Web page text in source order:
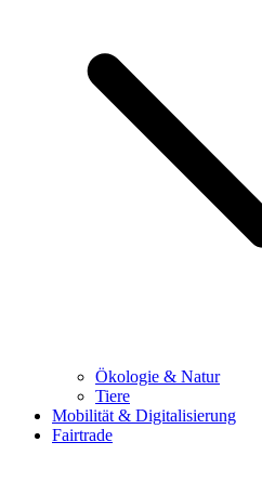
Ökologie & Natur
Tiere
Mobilität & Digitalisierung
Fairtrade